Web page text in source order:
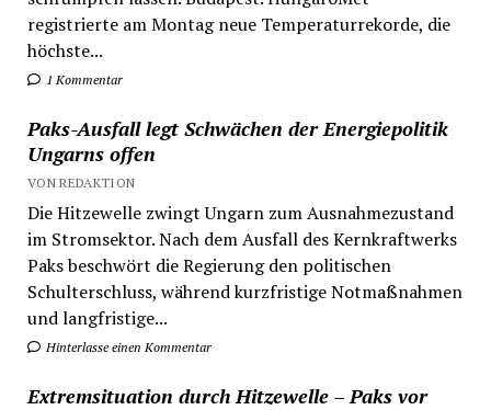
registrierte am Montag neue Temperaturrekorde, die
höchste...
1 Kommentar
Paks-Ausfall legt Schwächen der Energiepolitik
Ungarns offen
VON REDAKTION
Die Hitzewelle zwingt Ungarn zum Ausnahmezustand
im Stromsektor. Nach dem Ausfall des Kernkraftwerks
Paks beschwört die Regierung den politischen
Schulterschluss, während kurzfristige Notmaßnahmen
und langfristige...
Hinterlasse einen Kommentar
Extremsituation durch Hitzewelle – Paks vor